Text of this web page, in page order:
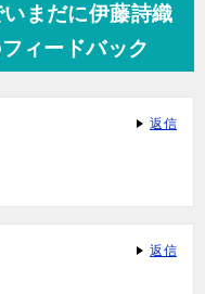
まだに伊藤詩織
ィードバック
返信
返信